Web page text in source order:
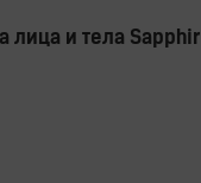
лица и тела